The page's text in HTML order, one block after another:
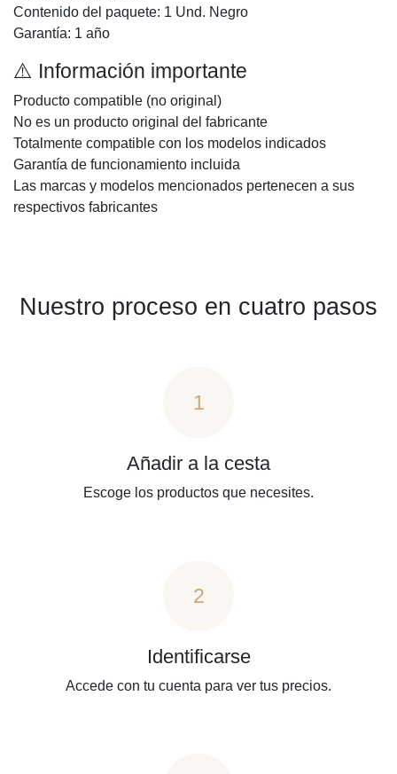
Contenido del paquete: 1 Und. Negro
Garantía: 1 año
⚠️ Información importante
Producto compatible (no original)
No es un producto original del fabricante
Totalmente compatible con los modelos indicados
Garantía de funcionamiento incluida
Las marcas y modelos mencionados pertenecen a sus
respectivos fabricantes
Nuestro proceso en cuatro pasos
1
Añadir a la cesta
Escoge los productos que necesites.
2
Identificarse
Accede con tu cuenta para ver tus precios.